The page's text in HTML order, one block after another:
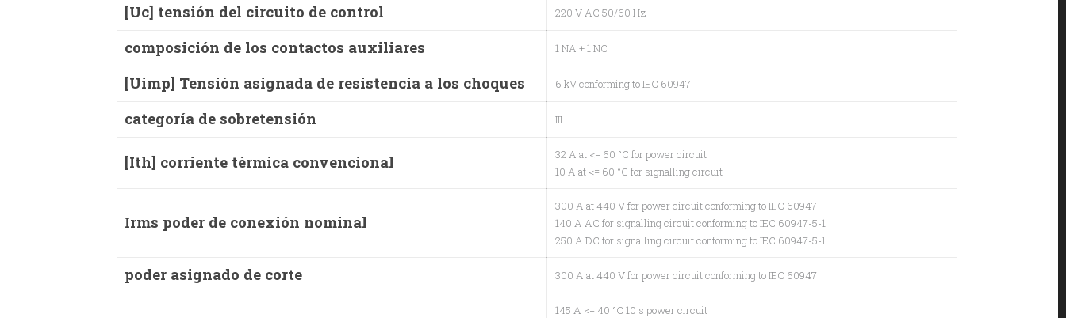
[Uc] tensión del circuito de control 220 V AC 50/60 Hz
composición de los contactos auxiliares 1 NA + 1 NC
[Uimp] Tensión asignada de resistencia a los choques 6 kV conforming to IEC 60947
categoría de sobretensión III
[Ith] corriente térmica convencional
32 A at <= 60 °C for power circuit
10 A at <= 60 °C for signalling circuit
Irms poder de conexión nominal
300 A at 440 V for power circuit conforming to IEC 60947
140 A AC for signalling circuit conforming to IEC 60947-5-1
250 A DC for signalling circuit conforming to IEC 60947-5-1
poder asignado de corte 300 A at 440 V for power circuit conforming to IEC 60947
145 A <= 40 °C 10 s power circuit